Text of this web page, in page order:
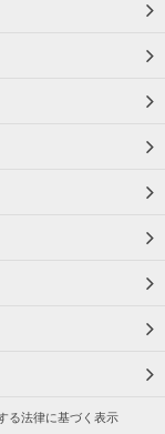
る法律に基づく表示